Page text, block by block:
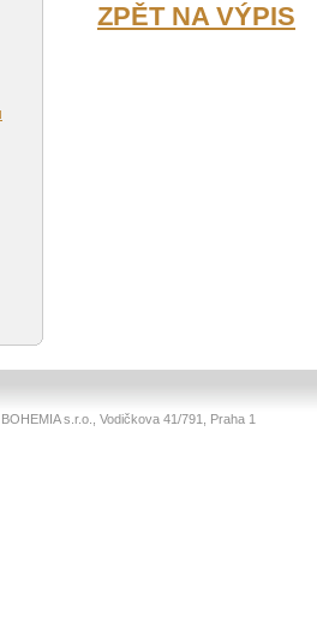
ZPĚT NA VÝPIS
s.r.o., Vodičkova 41/791, Praha 1